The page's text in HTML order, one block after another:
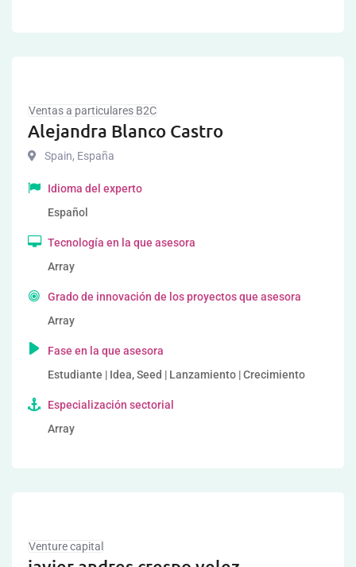
Ventas a particulares B2C
Alejandra Blanco Castro
Spain, España
Idioma del experto
Español
Tecnología en la que asesora
Array
Grado de innovación de los proyectos que asesora
Array
Fase en la que asesora
Estudiante | Idea, Seed | Lanzamiento | Crecimiento
Especialización sectorial
Array
Venture capital